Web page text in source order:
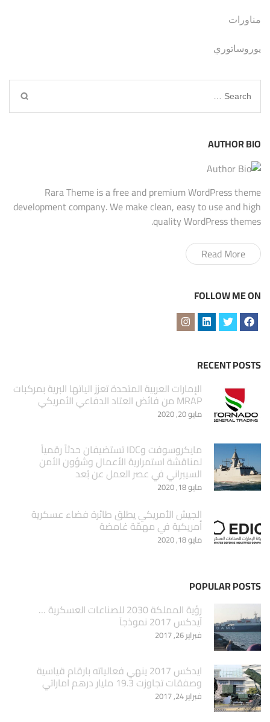
مناورات
يوروساتوري
Search
for:
AUTHOR BIO
Rara Theme is a free and premium WordPress theme
development company. We make clean, easy to use and high
quality WordPress themes.
Read More
FOLLOW ME ON
RECENT POSTS
الإمارات العربية المتحدة تعزز الياتها البرية بمركبات
MRAP من فائض العتاد الدفاعي الأمريكي
مايو 20, 2020
مايكروسوفت وIDC تستضيفان حدثاً رقمياً
لمناقشة استمرارية الأعمال وشؤون الأمن
السيبراني في عصر العمل عن بُعد
مايو 18, 2020
الجيش الأمريكي يطلق طائرة فضاء عسكرية
أمريكية في مهمّة غامضة
مايو 18, 2020
POPULAR POSTS
‏رؤية المملكة 2030 للصناعات العسكرية …
آيدكس 2017 نموذجاَ
فبراير 26, 2017
ايدكس 2017 ينهي فعالياته بارقام قياسية
وصفقات تجاوزت 19.3 مليار درهم اماراتي
فبراير 24, 2017